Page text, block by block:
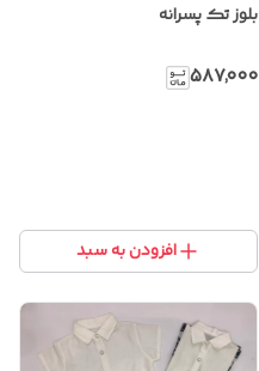
بلوز تک پسرانه
۵۸۷٬۰۰۰
افزودن به سبد